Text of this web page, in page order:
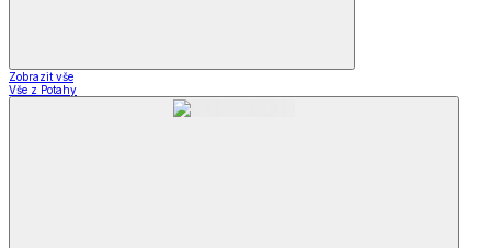
Zobrazit vše
Vše z Potahy